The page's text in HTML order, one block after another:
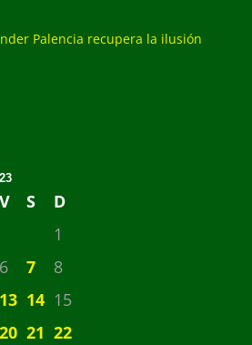
Palencia recupera la ilusión
V S
D
1
6 7
8
13 14 15
20 21 22